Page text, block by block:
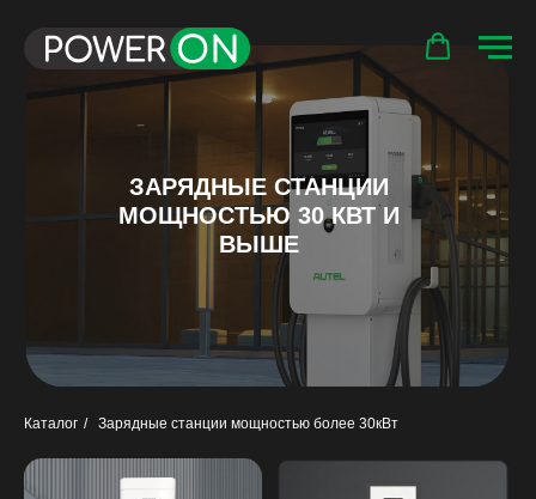
ЗАРЯДНЫЕ СТАНЦИИ
МОЩНОСТЬЮ 30 КВТ И
ВЫШЕ
Каталог / Зарядные станции мощностью более 30кВт